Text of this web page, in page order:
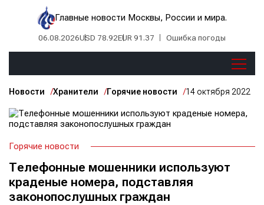
Главные новости Москвы, России и мира.
06.08.2026USD 78.92EUR 91.37 Ошибка погоды
Новости Хранители Горячие новости 14 октября 2022
Горячие новости
Телефонные мошенники используют
краденые номера, подставляя
законопослушных граждан